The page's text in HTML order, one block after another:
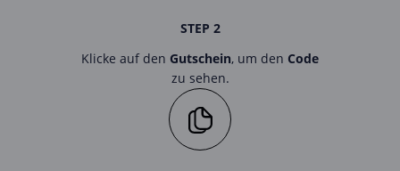
STEP 2
Klicke auf den Gutschein, um den Code
zu sehen.